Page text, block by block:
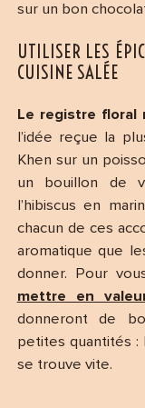
sur un bon
UTILISER LES
CUISINE SALÉE
Le registre floral
l’idée reçue la
Khen sur un
un bouillon de
l’hibiscus en
chacun de ces
aromatique que
donner. Pour
mettre en
donneront de
petites quantités :
se trouve vite.